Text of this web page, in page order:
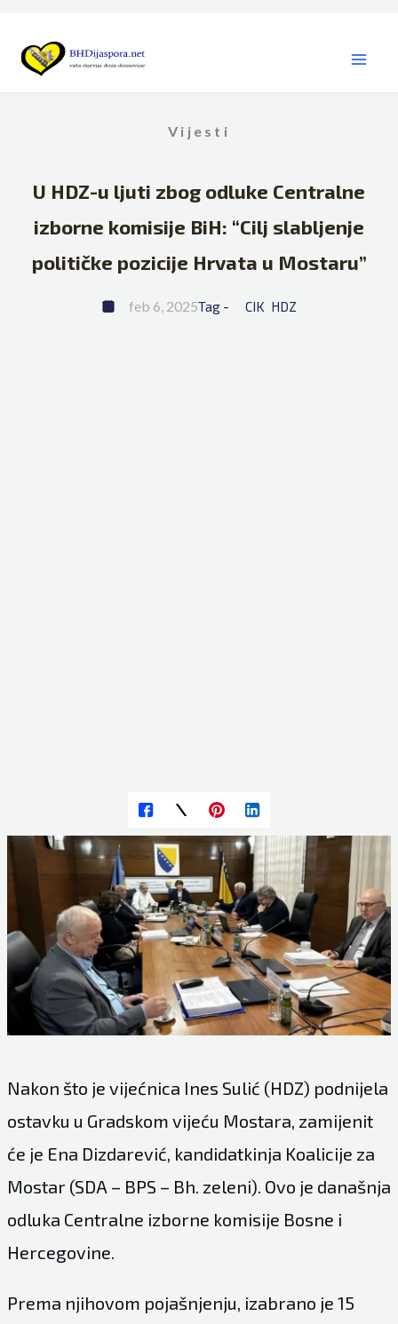
content
Vijesti
U HDZ-u ljuti zbog odluke Centralne
izborne komisije BiH: “Cilj slabljenje
političke pozicije Hrvata u Mostaru”
feb 6, 2025Tag - CIK HDZ
Nakon što je vijećnica Ines Sulić (HDZ) podnijela
ostavku u Gradskom vijeću Mostara, zamijenit
će je Ena Dizdarević, kandidatkinja Koalicije za
Mostar (SDA – BPS – Bh. zeleni). Ovo je današnja
odluka Centralne izborne komisije Bosne i
Hercegovine.
Prema njihovom pojašnjenju, izabrano je 15